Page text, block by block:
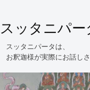
スッタニパー